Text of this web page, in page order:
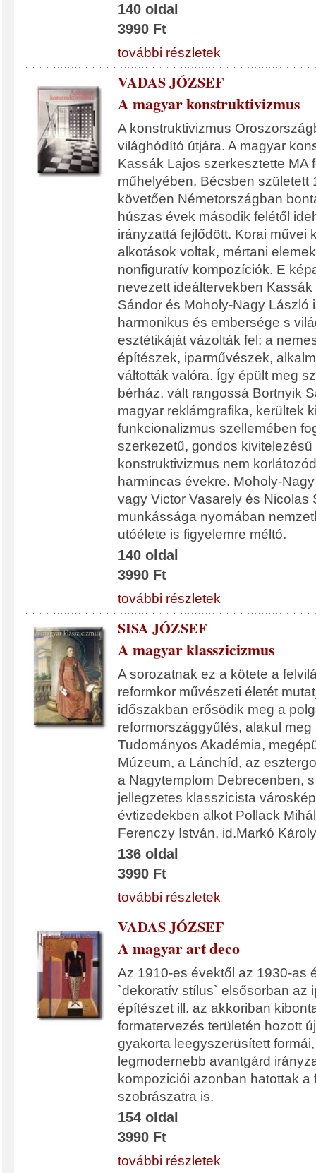
140 oldal
3990 Ft
további részletek
VADAS JÓZSEF
A magyar konstruktivizmus
A konstruktivizmus
világhódító útjára. A magyar
Kassák Lajos szerkesztette MA
műhelyében, Bécsben született
követően Németországban
húszas évek második felétől
irányzattá fejlődött. Korai művei
alkotások voltak, mértani
nonfiguratív kompozíciók. E
nevezett ideáltervekben
Sándor és Moholy-Nagy László
harmonikus és embersége s
esztétikáját vázolták fel; a
építészek, iparművészek,
váltották valóra. Így épült meg
bérház, vált rangossá Bortnyik
magyar reklámgrafika, kerültek
funkcionalizmus szellemében
szerkezetű, gondos kivitelezésű
konstruktivizmus nem
harmincas évekre. Moholy-
vagy Victor Vasarely és Nicolas
munkássága nyomában
utóélete is figyelemre méltó.
140 oldal
3990 Ft
további részletek
SISA JÓZSEF
A magyar klasszicizmus
A sorozatnak ez a kötete a
reformkor művészeti életét
időszakban erősödik meg a
reformországgyűlés, alakul meg
Tudományos Akadémia,
Múzeum, a Lánchíd, az
a Nagytemplom Debrecenben,
jellegzetes klasszicista
évtizedekben alkot Pollack
Ferenczy István, id.Markó
136 oldal
3990 Ft
további részletek
VADAS JÓZSEF
A magyar art deco
Az 1910-es évektől az 1930-as
`dekoratív stílus` elsősorban az
építészet ill. az akkoriban
formatervezés területén hozott
gyakorta leegyszerüsített
legmodernebb avantgárd
kompoziciói azonban hatottak a
szobrászatra is.
154 oldal
3990 Ft
további részletek